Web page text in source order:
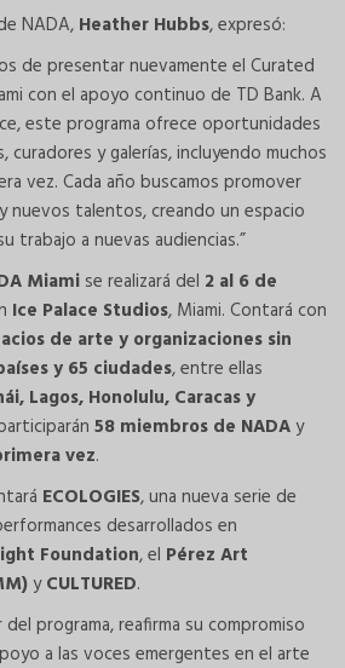
NADA, Heather Hubbs, expresó:
de presentar nuevamente el Curated
con el apoyo continuo de TD Bank. A
este programa ofrece oportunidades
curadores y galerías, incluyendo muchos
vez. Cada año buscamos promover
nuevos talentos, creando un espacio
trabajo a nuevas audiencias.”
Miami se realizará del 2 al 6 de
Ice Palace Studios, Miami. Contará con
de arte y organizaciones sin
y 65 ciudades, entre ellas
Lagos, Honolulu, Caracas y
58 miembros de NADAy
vez.
ECOLOGIES, una nueva serie de
desarrollados en
Foundation, el Pérez Art
yCULTURED.
programa, reafirma su compromiso
a las voces emergentes en el arte